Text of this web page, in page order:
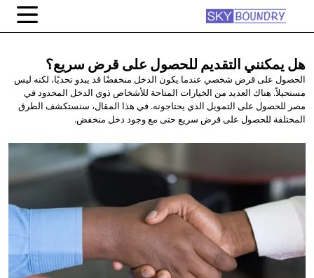
هل يمكنني التقديم للحصول على قرض سريع؟
الحصول على قرض شخصي عندما يكون الدخل منخفضًا قد يبدو تحديًا، لكنه ليس
مستحيلاً. هناك العديد من الخيارات المتاحة للأشخاص ذوي الدخل المحدود في
مصر للحصول على التمويل الذي يحتاجونه. في هذا المقال، سنستكشف الطرق
المختلفة للحصول على قرض سريع حتى مع وجود دخل منخفض.